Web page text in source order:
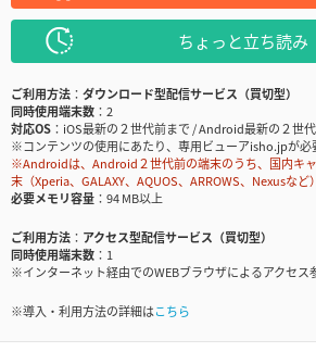
ちょっと立ち読み
ご利用方法
ダウンロード型配信サービス（買切型）
同時使用端末数
2
対応OS
iOS最新の２世代前まで / Android最新の２世
※コンテンツの使用にあたり、専用ビューアisho.jpが必
※Androidは、Android２世代前の端末のうち、国内キ
末（Xperia、GALAXY、AQUOS、ARROWS、Nexusな
必要メモリ容量
94 MB以上
ご利用方法
アクセス型配信サービス（買切型）
同時使用端末数
1
※インターネット経由でのWEBブラウザによるアクセス
※導入・利用方法の詳細はこちら